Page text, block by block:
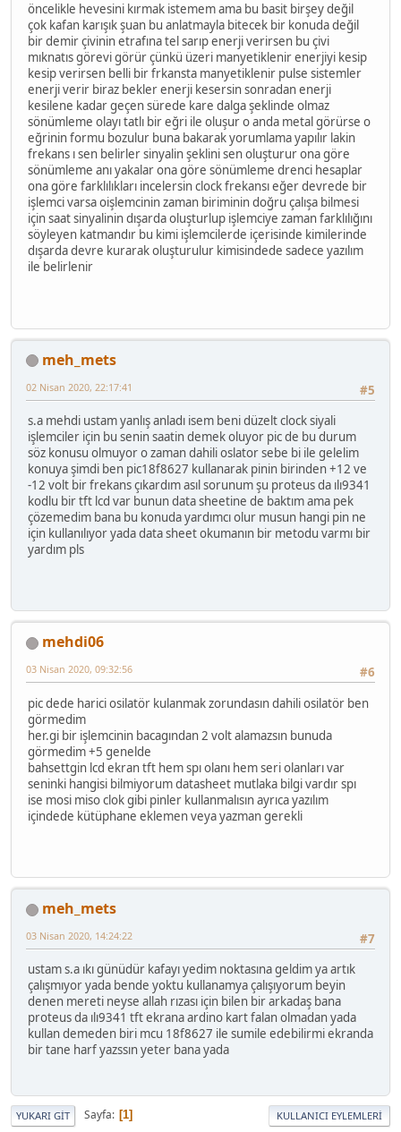
öncelikle hevesini kırmak istemem ama bu basit birşey değil
çok kafan karışık şuan bu anlatmayla bitecek bir konuda değil
bir demir çivinin etrafına tel sarıp enerji verirsen bu çivi
mıknatıs görevi görür çünkü üzeri manyetiklenir enerjiyi kesip
kesip verirsen belli bir frkansta manyetiklenir pulse sistemler
enerji verir biraz bekler enerji kesersin sonradan enerji
kesilene kadar geçen sürede kare dalga şeklinde olmaz
sönümleme olayı tatlı bir eğri ile oluşur o anda metal görürse o
eğrinin formu bozulur buna bakarak yorumlama yapılır lakin
frekans ı sen belirler sinyalin şeklini sen oluşturur ona göre
sönümleme anı yakalar ona göre sönümleme drenci hesaplar
ona göre farklılıkları incelersin clock frekansı eğer devrede bir
işlemci varsa oişlemcinin zaman biriminin doğru çalışa bilmesi
için saat sinyalinin dışarda oluşturlup işlemciye zaman farklılığını
söyleyen katmandır bu kimi işlemcilerde içerisinde kimilerinde
dışarda devre kurarak oluşturulur kimisindede sadece yazılım
ile belirlenir
meh_mets
#5
02 Nisan 2020, 22:17:41
s.a mehdi ustam yanlış anladı isem beni düzelt clock siyali
işlemciler için bu senin saatin demek oluyor pic de bu durum
söz konusu olmuyor o zaman dahili oslator sebe bi ile gelelim
konuya şimdi ben pic18f8627 kullanarak pinin birinden +12 ve
-12 volt bir frekans çıkardım asıl sorunum şu proteus da ılı9341
kodlu bir tft lcd var bunun data sheetine de baktım ama pek
çözemedim bana bu konuda yardımcı olur musun hangi pin ne
için kullanılıyor yada data sheet okumanın bir metodu varmı bir
yardım pls
mehdi06
#6
03 Nisan 2020, 09:32:56
pic dede harici osilatör kulanmak zorundasın dahili osilatör ben
görmedim
her.gi bir işlemcinin bacagından 2 volt alamazsın bunuda
görmedim +5 genelde
bahsettgin lcd ekran tft hem spı olanı hem seri olanları var
seninki hangisi bilmiyorum datasheet mutlaka bilgi vardır spı
ise mosi miso clok gibi pinler kullanmalısın ayrıca yazılım
içindede kütüphane eklemen veya yazman gerekli
meh_mets
#7
03 Nisan 2020, 14:24:22
ustam s.a ıkı günüdür kafayı yedim noktasına geldim ya artık
çalışmıyor yada bende yoktu kullanamya çalışıyorum beyin
denen mereti neyse allah rızası için bilen bir arkadaş bana
proteus da ılı9341 tft ekrana ardino kart falan olmadan yada
kullan demeden biri mcu 18f8627 ile sumile edebilirmi ekranda
bir tane harf yazssın yeter bana yada
YUKARI GIT Sayfa 1 KULLANICI EYLEMLERI